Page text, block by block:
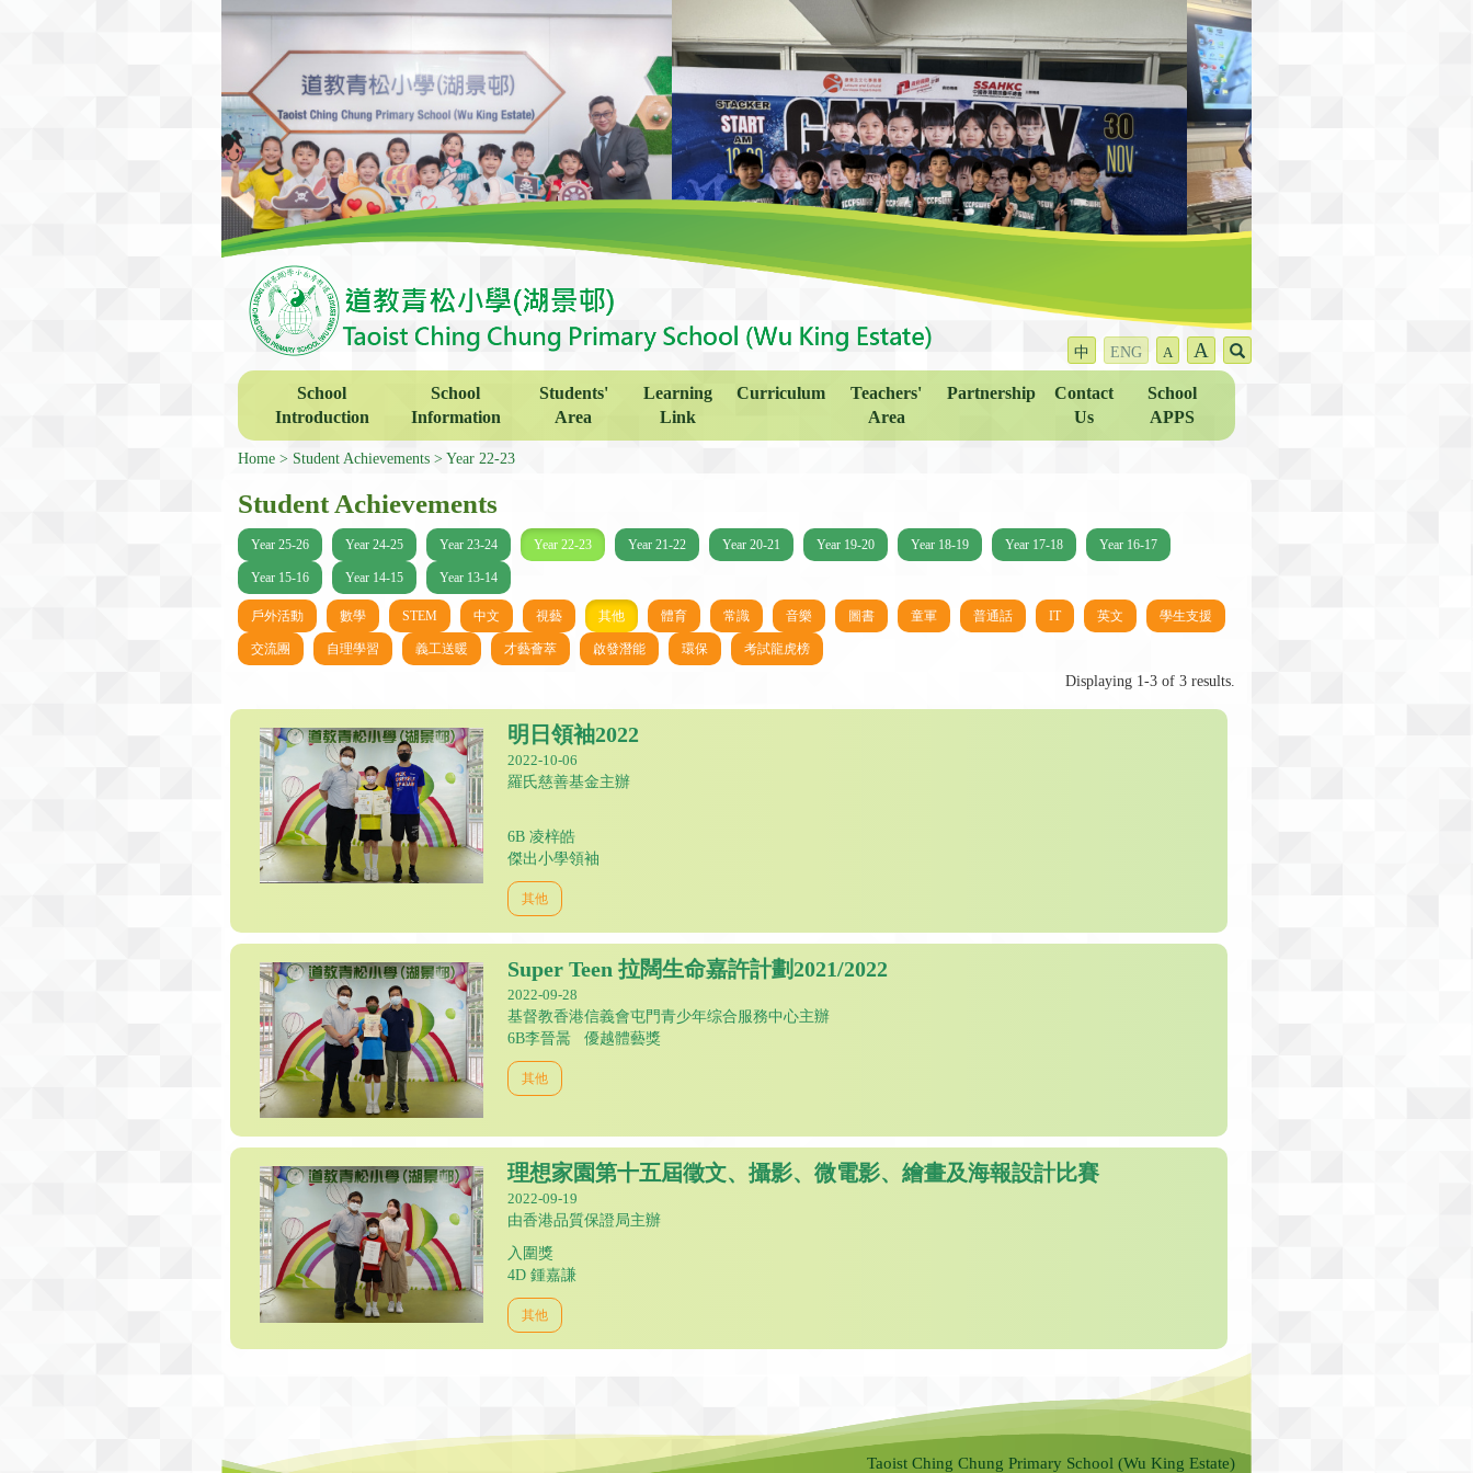
中 ENG A A
School
Introduction
School
Information
Students'
Area
Learning
Link
Curriculum
Teachers'
Area
Partnership
Contact
Us
School
APPS
Home Student Achievements Year 22-23
Student Achievements
Year 25-26 Year 24-25 Year 23-24 Year 22-23 Year 21-22 Year 20-21 Year 19-20 Year 18-19 Year 17-18 Year 16-17
Year 15-16 Year 14-15 Year 13-14
戶外活動 數學 STEM 中文 視藝 其他 體育 常識 音樂 圖書 童軍 普通話 IT 英文 學生支援
交流團 自理學習 義工送暖 才藝薈萃 啟發潛能 環保 考試龍虎榜
Displaying 1-3 of 3 results.
明日領袖2022
2022-10-06
羅氏慈善基金主辦
6B 凌梓皓
傑出小學領袖
其他
Super Teen 拉闊生命嘉許計劃2021/2022
2022-09-28
基督教香港信義會屯門青少年综合服務中心主辦
6B李晉暠 優越體藝獎
其他
理想家園第十五屆徵文、攝影、微電影、繪畫及海報設計比賽
2022-09-19
由香港品質保證局主辦
入圍獎
4D 鍾嘉謙
其他
Taoist Ching Chung Primary School (Wu King Estate)